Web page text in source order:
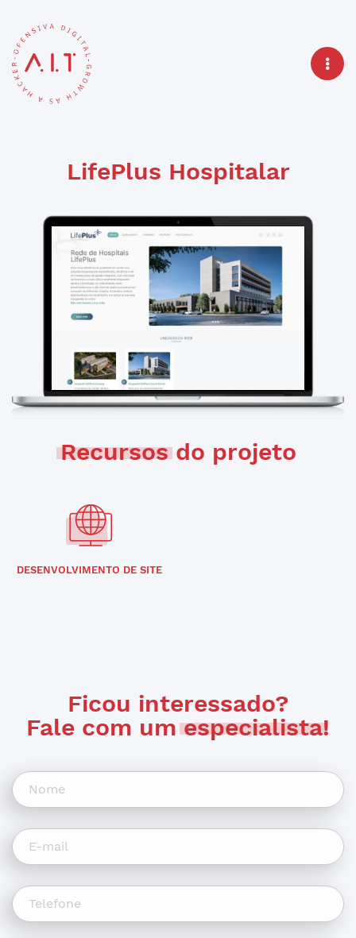
LifePlus Hospitalar
Recursosdo projeto
DESENVOLVIMENTO DE SITE
Ficou interessado?
Fale com umespecialista!